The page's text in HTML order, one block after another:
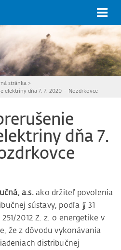
stránka >
elektriny dňa 7. 7. 2020 – Nozdrkovce
dňa 7.
a.s.ako držiteľ povolenia
sústavy, podľa § 31
2012 Z. z. o energetike v
že z dôvodu vykonávania
distribučnej